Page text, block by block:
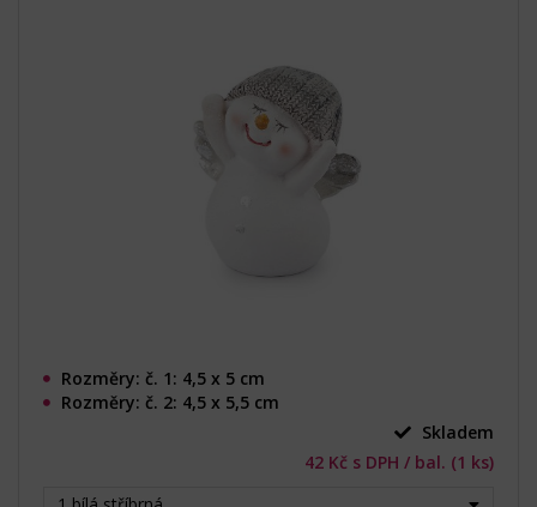
Rozměry: č. 1: 4,5 x 5 cm
Rozměry: č. 2: 4,5 x 5,5 cm
Skladem
42 Kč s DPH / bal. (1 ks)